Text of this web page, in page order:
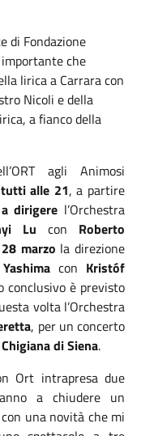
di Fondazione
che
lirica a Carrara con
Nicoli e della
a fianco della
agli Animosi
tutti alle 21, a partire
dirigere l’Orchestra
Lu con Roberto
marzo la direzione
con Kristóf
conclusivo è previsto
volta l’Orchestra
, per un concerto
di Siena.
Ort intrapresa due
a chiudere un
una novità che mi